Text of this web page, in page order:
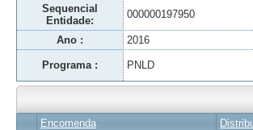
Sequencial
Entidade:
000000197950
Ano : 2016
Programa : PNLD
Encomenda